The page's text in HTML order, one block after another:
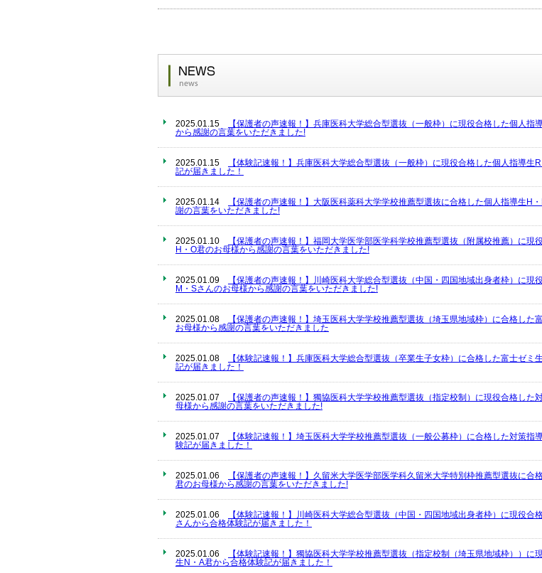
2025.01.15
【保護者の声速報！】兵庫医科大学総合型選抜（一般枠）に現役合格した個人指
から感謝の言葉をいただきました!
2025.01.15
【体験記速報！】兵庫医科大学総合型選抜（一般枠）に現役合格した個人指導生
記が届きました！
2025.01.14
【保護者の声速報！】大阪医科薬科大学学校推薦型選抜に合格した個人指導生H
謝の言葉をいただきました!
2025.01.10
【保護者の声速報！】福岡大学医学部医学科学校推薦型選抜（附属校推薦）に現
H・O君のお母様から感謝の言葉をいただきました!
2025.01.09
【保護者の声速報！】川崎医科大学総合型選抜（中国・四国地域出身者枠）に現
M・Sさんのお母様から感謝の言葉をいただきました!
2025.01.08
【保護者の声速報！】埼玉医科大学学校推薦型選抜（埼玉県地域枠）に合格した
お母様から感謝の言葉をいただきました
2025.01.08
【体験記速報！】兵庫医科大学総合型選抜（卒業生子女枠）に合格した富士ゼミ
記が届きました！
2025.01.07
【保護者の声速報！】獨協医科大学学校推薦型選抜（指定校制）に現役合格した
母様から感謝の言葉をいただきました!
2025.01.07
【体験記速報！】埼玉医科大学学校推薦型選抜（一般公募枠）に合格した対策指
験記が届きました！
2025.01.06
【保護者の声速報！】久留米大学医学部医学科久留米大学特別枠推薦型選抜に合
君のお母様から感謝の言葉をいただきました!
2025.01.06
【体験記速報！】川崎医科大学総合型選抜（中国・四国地域出身者枠）に現役合
さんから合格体験記が届きました！
2025.01.06
【体験記速報！】獨協医科大学学校推薦型選抜（指定校制（埼玉県地域枠））に
生N・A君から合格体験記が届きました！